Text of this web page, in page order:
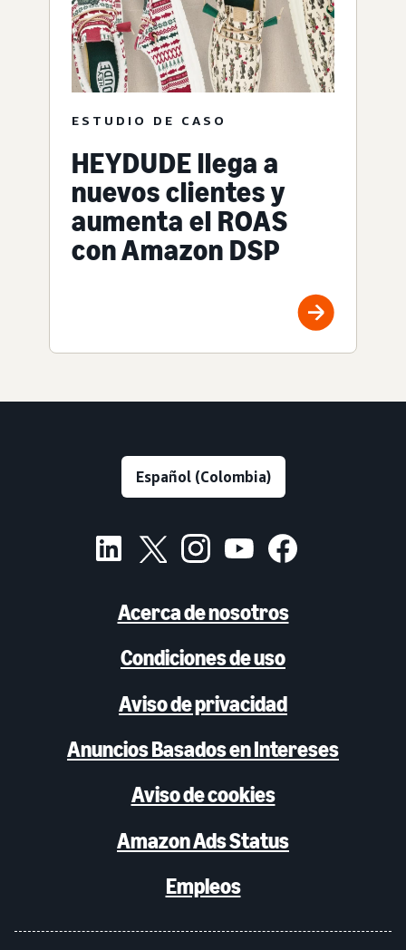
ESTUDIO DE CASO
HEYDUDE llega a
nuevos clientes y
aumenta el ROAS
con Amazon DSP
Acerca de nosotros
Condiciones de uso
Aviso de privacidad
Anuncios Basados en Intereses
Aviso de cookies
Amazon Ads Status
Empleos